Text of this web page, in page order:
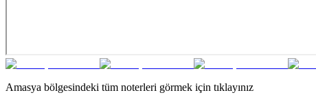
Amasya bölgesindeki tüm noterleri görmek için tıklayınız